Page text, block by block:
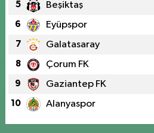
5 Beşiktaş
6 Eyüpspor
7 Galatasaray
8 Çorum FK
9 Gaziantep FK
10 Alanyaspor